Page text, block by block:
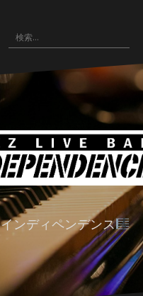
検
索:
インディペンデンス